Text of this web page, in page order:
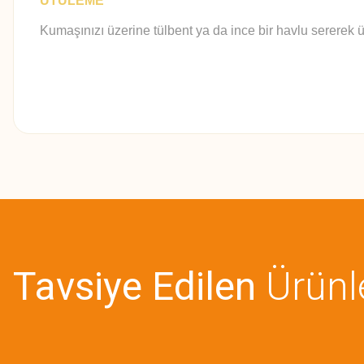
Kumaşınızı üzerine tülbent ya da ince bir havlu sererek
Ürün bilgilerinde hatalar bulunuyor.
Ürün fiyatı diğer sitelerden daha pahalı.
Tavsiye Edilen